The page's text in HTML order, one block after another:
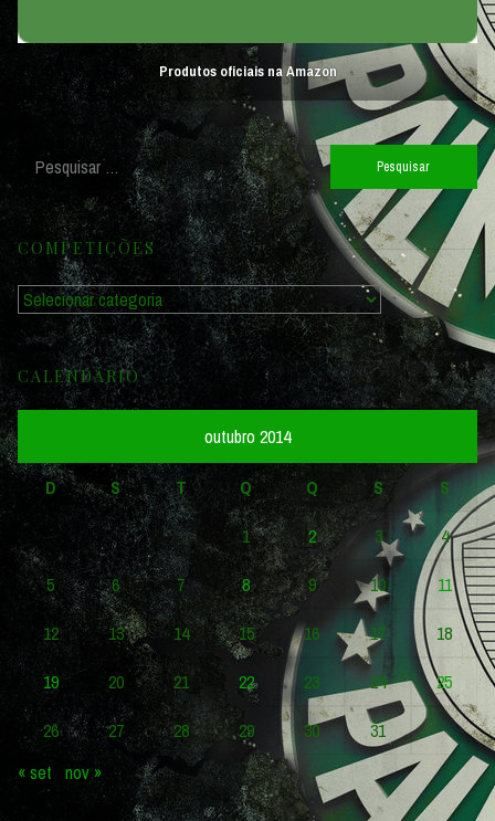
Produtos oficiais na Amazon
Pesquisar
por:
COMPETIÇÕES
Competições
CALENDÁRIO
outubro 2014
D S T Q Q S
S
1
2 3
4
5
6 7 8 9 10
11
12
13 14 15 16 17
18
19
20 21 22 23 24
25
26
27 28 29 30
31
« set nov »